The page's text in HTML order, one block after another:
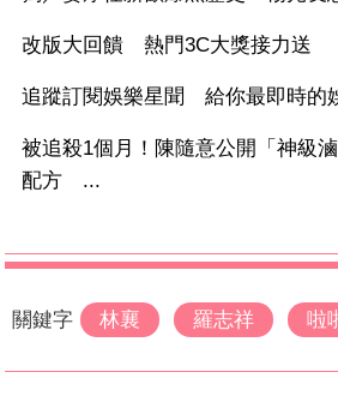
改版大回饋 熱門3C大獎接力送
追蹤訂閱娛樂星聞 給你最即時的
被追殺1個月！陳隨意公開「神級
配方 ...
關鍵字 林襄 羅志祥 啦